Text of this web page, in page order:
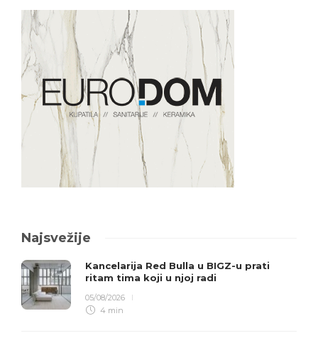
Najsvežije
Kancelarija Red Bulla u BIGZ-u prati
ritam tima koji u njoj radi
05/08/2026
4 min